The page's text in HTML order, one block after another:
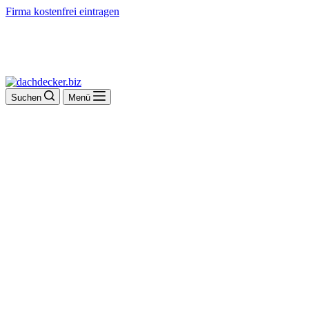
Firma kostenfrei eintragen
Suchen Menü